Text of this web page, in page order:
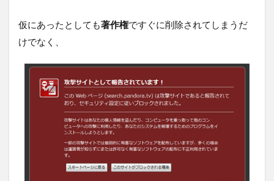
仮にあったとしても著作権ですぐに削除されてしまうだ
けでなく、